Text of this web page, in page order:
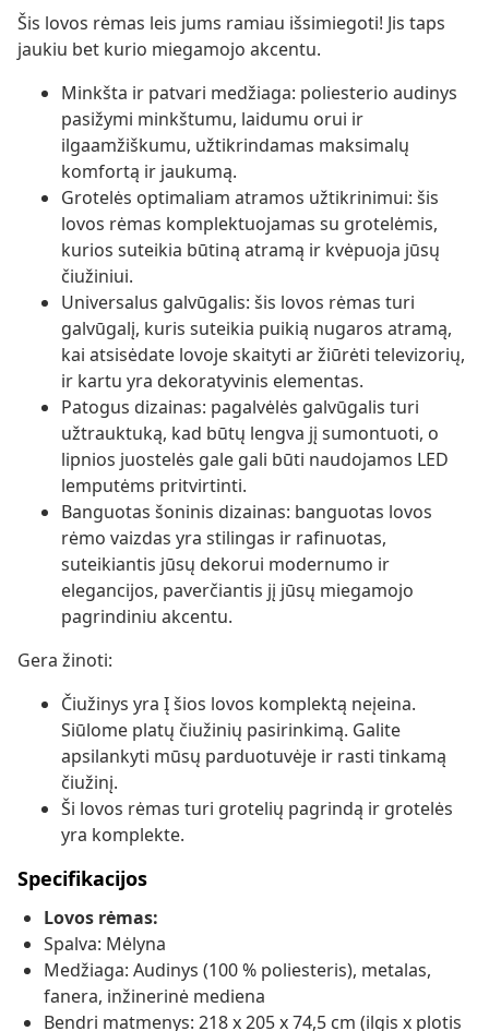
Šis lovos rėmas leis jums ramiau išsimiegoti! Jis taps
jaukiu bet kurio miegamojo akcentu.
Minkšta ir patvari medžiaga: poliesterio audinys
pasižymi minkštumu, laidumu orui ir
ilgaamžiškumu, užtikrindamas maksimalų
komfortą ir jaukumą.
Grotelės optimaliam atramos užtikrinimui: šis
lovos rėmas komplektuojamas su grotelėmis,
kurios suteikia būtiną atramą ir kvėpuoja jūsų
čiužiniui.
Universalus galvūgalis: šis lovos rėmas turi
galvūgalį, kuris suteikia puikią nugaros atramą,
kai atsisėdate lovoje skaityti ar žiūrėti televizorių,
ir kartu yra dekoratyvinis elementas.
Patogus dizainas: pagalvėlės galvūgalis turi
užtrauktuką, kad būtų lengva jį sumontuoti, o
lipnios juostelės gale gali būti naudojamos LED
lemputėms pritvirtinti.
Banguotas šoninis dizainas: banguotas lovos
rėmo vaizdas yra stilingas ir rafinuotas,
suteikiantis jūsų dekorui modernumo ir
elegancijos, paverčiantis jį jūsų miegamojo
pagrindiniu akcentu.
Gera žinoti:
Čiužinys yra Į šios lovos komplektą neįeina.
Siūlome platų čiužinių pasirinkimą. Galite
apsilankyti mūsų parduotuvėje ir rasti tinkamą
čiužinį.
Ši lovos rėmas turi grotelių pagrindą ir grotelės
yra komplekte.
Specifikacijos
Lovos rėmas:
Spalva: Mėlyna
Medžiaga: Audinys (100 % poliesteris), metalas,
fanera, inžinerinė mediena
Bendri matmenys: 218 x 205 x 74,5 cm (ilgis x plotis